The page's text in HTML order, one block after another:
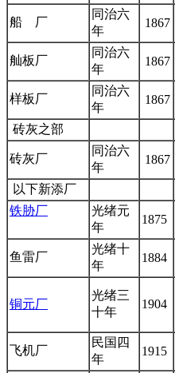
船 厂
同治六
年
1867
舢板厂
同治六
年
1867
样板厂
同治六
年
1867
砖灰之部
砖灰厂
同治六
年
1867
以下新添厂
铁胁厂
光绪元
年
1875
鱼雷厂
光绪十
年
1884
铜元厂
光绪三
十年
1904
飞机厂
民国四
年
1915